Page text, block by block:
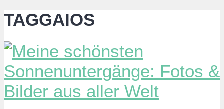
TAGGAIOS